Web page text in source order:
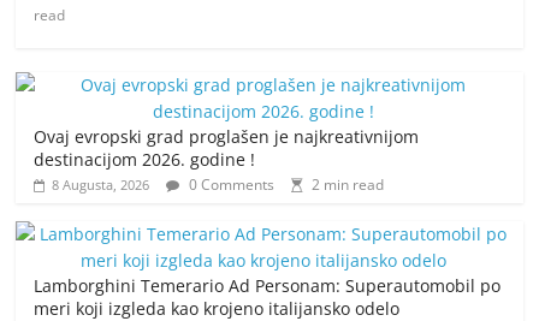
read
Ovaj evropski grad proglašen je najkreativnijom
destinacijom 2026. godine !
8 Augusta, 2026 0 Comments 2 min read
Lamborghini Temerario Ad Personam: Superautomobil po
meri koji izgleda kao krojeno italijansko odelo